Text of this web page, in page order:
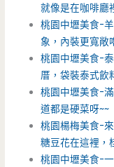
就像是在咖啡廳
桃園中壢美食-
象，內裝更寬敞
桃園中壢美食-
厝，袋裝泰式飲
桃園中壢美食-
道都是硬菜呀~~
桃園楊梅美食-
糖豆花在這裡，
桃園中壢美食-